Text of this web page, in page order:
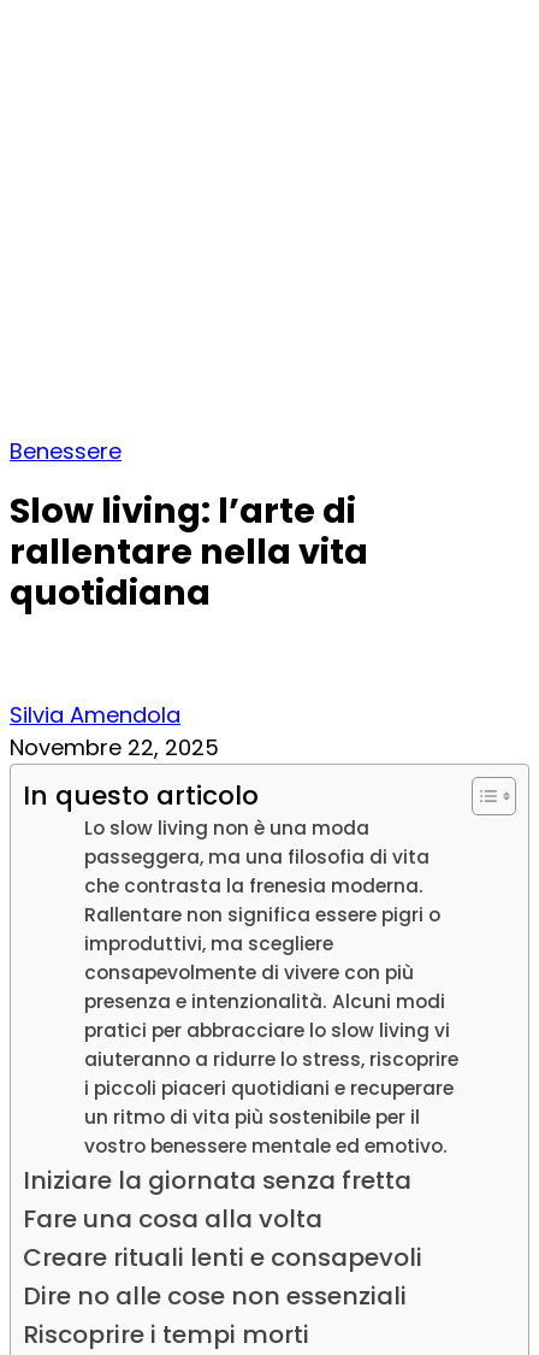
Benessere
Slow living: l’arte di
rallentare nella vita
quotidiana
Silvia Amendola
Novembre 22, 2025
In questo articolo
Lo slow living non è una moda
passeggera, ma una filosofia di vita
che contrasta la frenesia moderna.
Rallentare non significa essere pigri o
improduttivi, ma scegliere
consapevolmente di vivere con più
presenza e intenzionalità. Alcuni modi
pratici per abbracciare lo slow living vi
aiuteranno a ridurre lo stress, riscoprire
i piccoli piaceri quotidiani e recuperare
un ritmo di vita più sostenibile per il
vostro benessere mentale ed emotivo.
Iniziare la giornata senza fretta
Fare una cosa alla volta
Creare rituali lenti e consapevoli
Dire no alle cose non essenziali
Riscoprire i tempi morti